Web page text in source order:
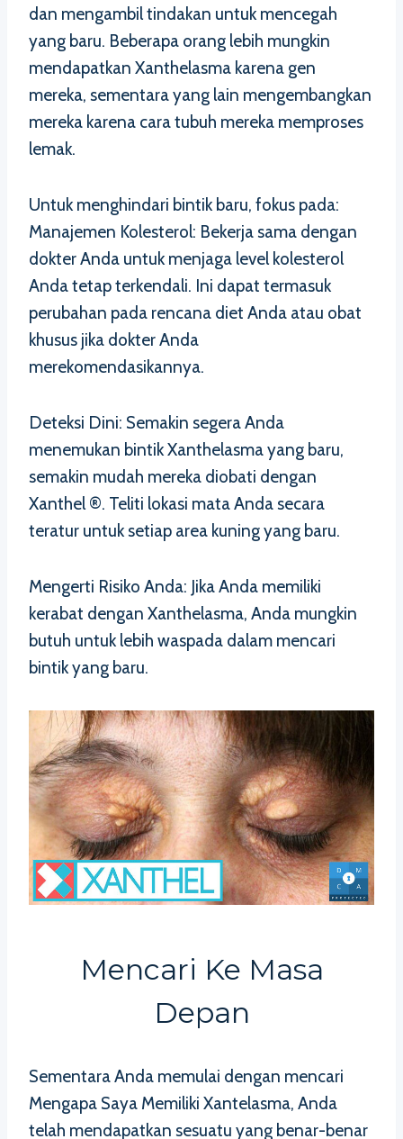
dan mengambil tindakan untuk mencegah
yang baru. Beberapa orang lebih mungkin
mendapatkan Xanthelasma karena gen
mereka, sementara yang lain mengembangkan
mereka karena cara tubuh mereka memproses
lemak.
Untuk menghindari bintik baru, fokus pada:
Manajemen Kolesterol: Bekerja sama dengan
dokter Anda untuk menjaga level kolesterol
Anda tetap terkendali. Ini dapat termasuk
perubahan pada rencana diet Anda atau obat
khusus jika dokter Anda
merekomendasikannya.
Deteksi Dini: Semakin segera Anda
menemukan bintik Xanthelasma yang baru,
semakin mudah mereka diobati dengan
Xanthel ®. Teliti lokasi mata Anda secara
teratur untuk setiap area kuning yang baru.
Mengerti Risiko Anda: Jika Anda memiliki
kerabat dengan Xanthelasma, Anda mungkin
butuh untuk lebih waspada dalam mencari
bintik yang baru.
Mencari Ke Masa
Depan
Sementara Anda memulai dengan mencari
Mengapa Saya Memiliki Xantelasma, Anda
telah mendapatkan sesuatu yang benar-benar